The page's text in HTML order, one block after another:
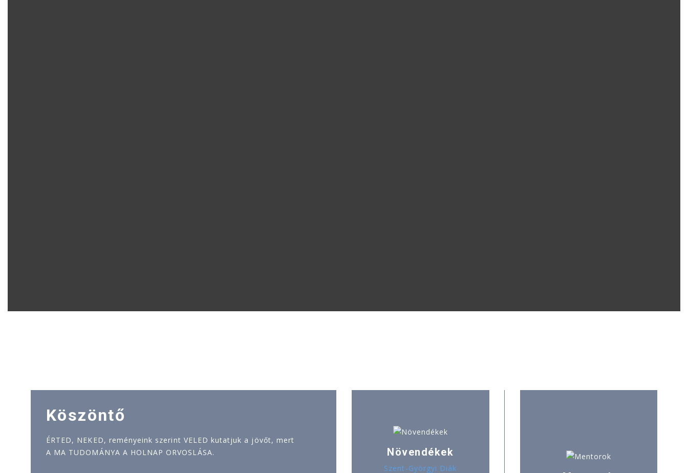
Köszöntő
ÉRTED, NEKED, reményeink szerint VELED kutatjuk a jövőt, mert
A MA TUDOMÁNYA A HOLNAP ORVOSLÁSA.
Növendékek
Szent-Györgyi Diák